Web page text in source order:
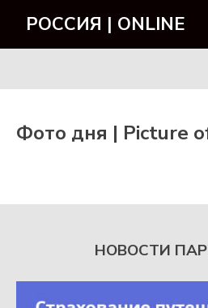
РОССИЯ | ONLINE
Фото дня | Picture
НОВОСТИ